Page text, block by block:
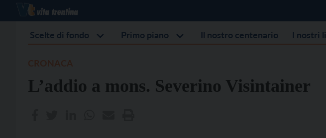
Scelte di fondo Primo piano Il nostro centenario I nostri
L’addio a mons. Severino Visintainer